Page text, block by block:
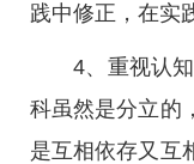
践中修正，在实
4、重视认
科虽然是分立的
是互相依存又互